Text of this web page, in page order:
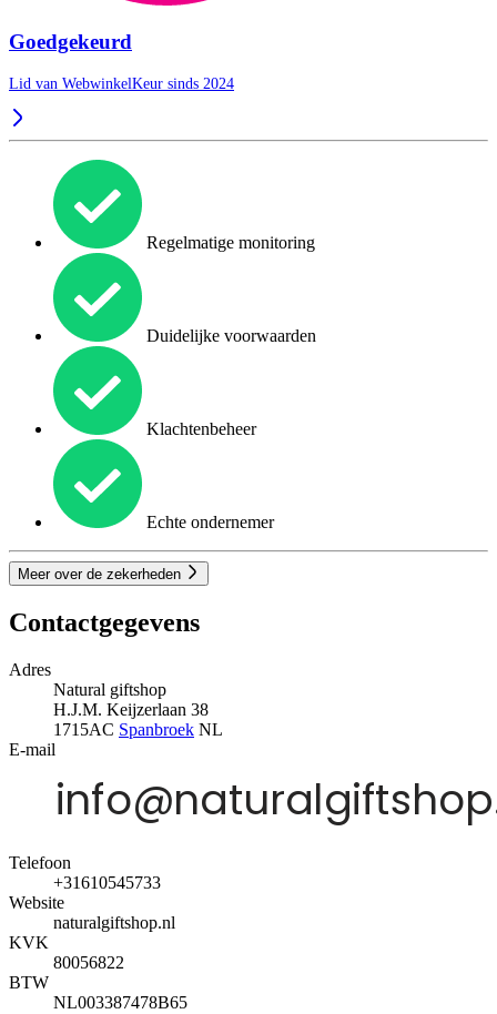
Goedgekeurd
Lid van WebwinkelKeur sinds 2024
Regelmatige monitoring
Duidelijke voorwaarden
Klachtenbeheer
Echte ondernemer
Meer over de zekerheden
Contactgegevens
Adres
Natural giftshop
H.J.M. Keijzerlaan 38
1715AC Spanbroek NL
E-mail
Telefoon
+31610545733
Website
naturalgiftshop.nl
KVK
80056822
BTW
NL003387478B65